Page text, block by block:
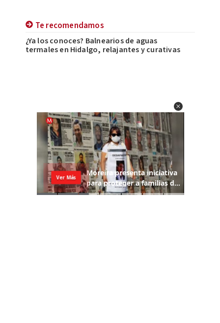
Te recomendamos
¿Ya los conoces? Balnearios de aguas
termales en Hidalgo, relajantes y curativas